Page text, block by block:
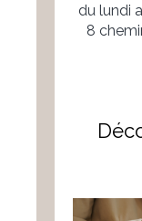
du lundi
8